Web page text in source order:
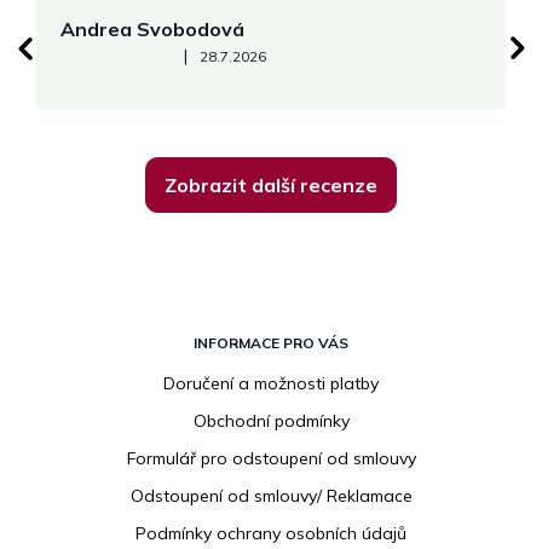
Andrea Svobodová
Hodnocení obchodu je 5 z 5 hvězdiček.
| 28.7.2026
Zobrazit další recenze
INFORMACE PRO VÁS
Doručení a možnosti platby
Obchodní podmínky
Formulář pro odstoupení od smlouvy
Odstoupení od smlouvy/ Reklamace
Podmínky ochrany osobních údajů